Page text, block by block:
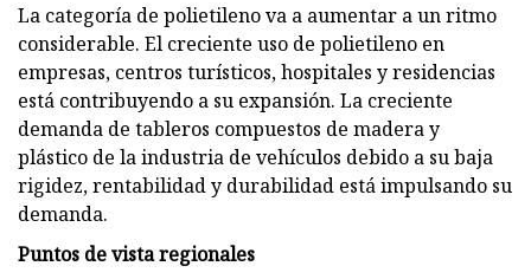
La categoría de polietileno va a aumentar a un ritmo
considerable. El creciente uso de polietileno en
empresas, centros turísticos, hospitales y residencias
está contribuyendo a su expansión. La creciente
demanda de tableros compuestos de madera y
plástico de la industria de vehículos debido a su baja
rigidez, rentabilidad y durabilidad está impulsando su
demanda.
Puntos de vista regionales